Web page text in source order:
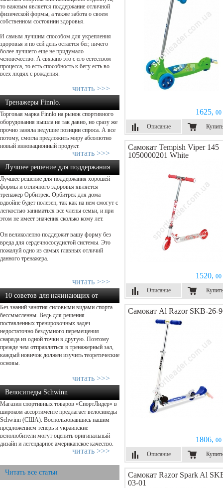
то важным является поддержание отличной
физической формы, а также забота о своем
собственном состоянии здоровья.
И самым лучшим способом для укрепления
здоровья и по сей день остается бег, ничего
более лучшего еще не придумало
человечество. А связано это с его естеством
процесса, то есть способность к бегу есть во
всех людях с рождения.
читать >>>
Тренажеры Finnlo.
Добро пожаловать домой – начнем ...
Торговая марка Finnlo на рынок спортивного
оборудования вышла не так давно, но сразу же
прочно заняла ведущие позиции спроса. А все
потому, смогла предложить миру абсолютно
новый инновационный продукт.
читать >>>
Лучшее решение для поддержания
хорошей формы!...
Лучшее решение для поддержания хорошей
формы и отличного здоровья является
тренажер Орбитрек. Орбитрек для дома
вдвойне будет полезен, так как на нем смогут с
легкостью заниматься все члены семьи, и при
этом не имеет значения сколько кому лет.
Он великолепно поддержит вашу форму без
вреда для сердечнососудистой системы. Это
пожалуй одно из самых главных отличий
данного тренажера.
читать >>>
10 советов для начинающих от
экспертов в силовом тренин...
Без знаний занятия силовыми видами спорта
бессмысленны. Ведь для решения
поставленных тренировочных задач
недостаточно бездумного перемещения
снаряда из одной точки в другую. Поэтому
прежде чем отправляться в тренажерный зал,
каждый новичок должен изучить теоретические
основы.
читать >>>
Велосипеды Schwinn
Магазин спортивных товаров «СпортЛидер» в
широком ассортименте предлагает велосипеды
Schwinn (США). Воспользовавшись нашим
предложением теперь и украинские
велолюбители могут оценить оригинальный
дизайн и легендарное американское качество.
читать >>>
Читать все статьи
1625, 00
Описание
Купить
Самокат Tempish Viper 145
1050000201 White
1520, 00
Описание
Купить
Самокат Al Razor SKB-26-
1806, 00
Описание
Купить
Самокат Razor Spark Al
03-01